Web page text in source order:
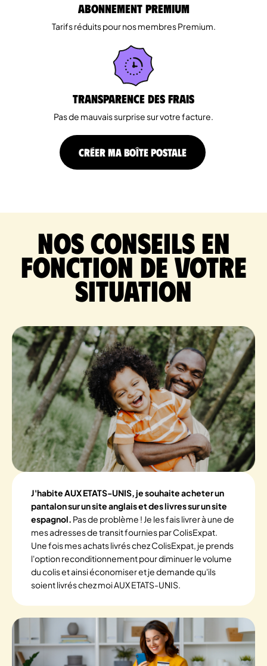
Abonnement Premium
Tarifs réduits pour nos membres Premium.
Transparence des Frais
Pas de mauvais surprise sur votre facture.
CRÉER MA BOÎTE POSTALE
Nos conseils en
fonction de votre
situation
J'habite AUX ETATS-UNIS, je souhaite acheter un
pantalon sur un site anglais et des livres sur un site
espagnol. Pas de problème ! Je les fais livrer à une de
mes adresses de transit fournies par ColisExpat.
Une fois mes achats livrés chez ColisExpat, je prends
l'option reconditionnement pour diminuer le volume
du colis et ainsi économiser et je demande qu'ils
soient livrés chez moi AUX ETATS-UNIS.